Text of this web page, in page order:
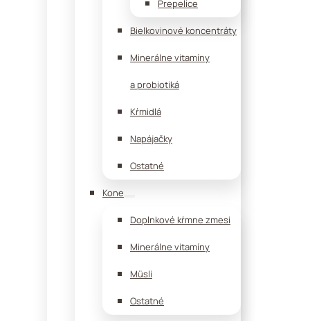
Prepelice
Bielkovinové koncentráty
Minerálne vitamíny
a probiotiká
Kŕmidlá
Napájačky
Ostatné
Kone
Doplnkové kŕmne zmesi
Minerálne vitamíny
Müsli
Ostatné